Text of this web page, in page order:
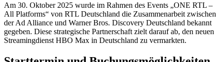
Am 30. Oktober 2025 wurde im Rahmen des Events „ONE RTL –
All Platforms“ von RTL Deutschland die Zusammenarbeit zwischen
der Ad Alliance und Warner Bros. Discovery Deutschland bekannt
gegeben. Diese strategische Partnerschaft zielt darauf ab, den neuen
Streamingdienst HBO Max in Deutschland zu vermarkten.